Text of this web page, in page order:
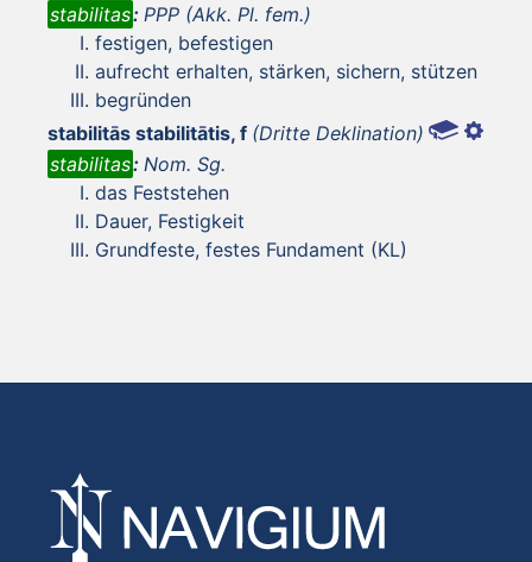
stabilitas: PPP (Akk. Pl. fem.)
festigen, befestigen
aufrecht erhalten, stärken, sichern, stützen
begründen
stabilitās stabilitātis, f (Dritte Deklination)
stabilitas: Nom. Sg.
das Feststehen
Dauer, Festigkeit
Grundfeste, festes Fundament (KL)